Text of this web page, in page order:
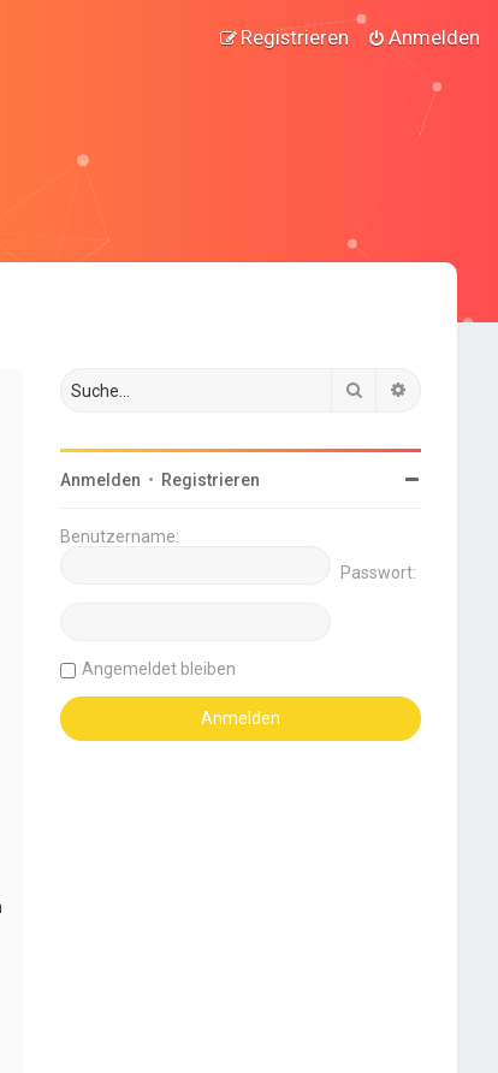
Anmelden
Registrieren
Suche
Anmelden • Registrieren
Benutzername:
Passwort:
Angemeldet bleiben